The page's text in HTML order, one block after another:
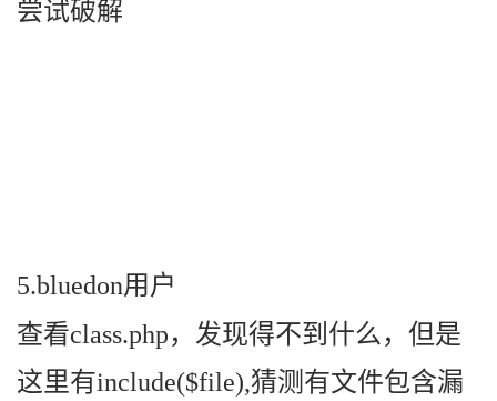
尝试破解
5.bluedon用户
查看class.php，发现得不到什么，但是
这里有include($file),猜测有文件包含漏